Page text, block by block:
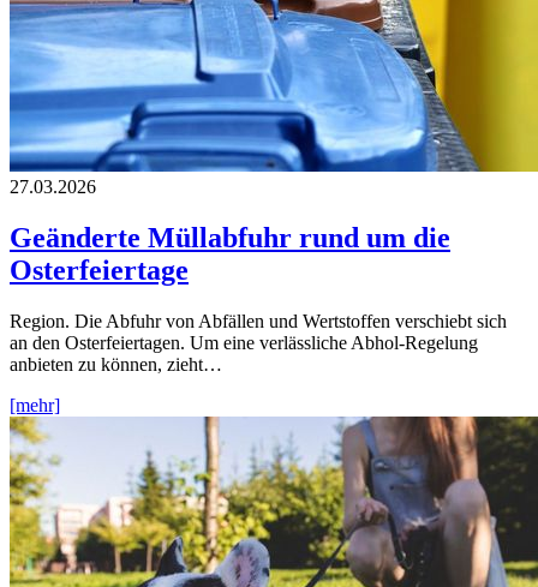
27.03.2026
Geänderte Müllabfuhr rund um die
Osterfeiertage
Region. Die Abfuhr von Abfällen und Wertstoffen verschiebt sich
an den Osterfeiertagen. Um eine verlässliche Abhol-Regelung
anbieten zu können, zieht…
[mehr]